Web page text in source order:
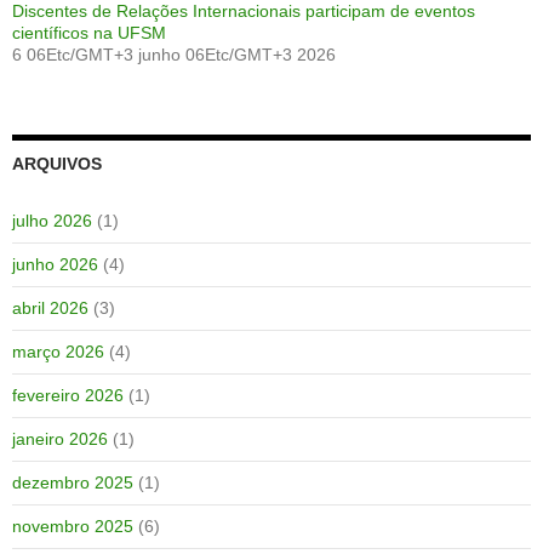
Discentes de Relações Internacionais participam de eventos
científicos na UFSM
6 06Etc/GMT+3 junho 06Etc/GMT+3 2026
ARQUIVOS
julho 2026 (1)
junho 2026 (4)
abril 2026 (3)
março 2026 (4)
fevereiro 2026 (1)
janeiro 2026 (1)
dezembro 2025 (1)
novembro 2025 (6)